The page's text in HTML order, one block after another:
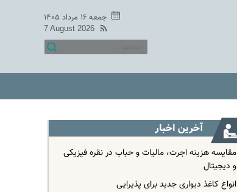
جمعه ۱۶ مرداد ۱۴۰۵
7 August 2026
آخرین اخبار
مقایسه هزینه اجرت، مالیات و حباب در نقره فیزیکی
و دیجیتال
انواع کاغذ دیواری جدید برای پذیرایی